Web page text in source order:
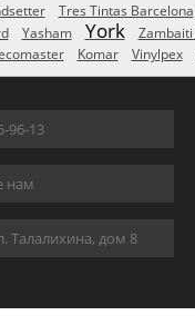
Tres Tintas Barcelona
Yasham York Zambaiti
Komar Vinylpex
96-13
нам
Талалихина, дом 8